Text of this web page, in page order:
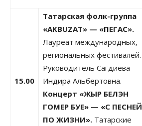
15.00
Татарская фолк-группа
«AKBUZAT» — «ПЕГАС».
Лауреат международных,
региональных фестивалей.
Руководитель Сагдиева
Индира Альбертовна.
Концерт «ЖЫР БЕЛЭН
ГОМЕР БУЕ» — «С ПЕСНЕЙ
ПО ЖИЗНИ». Татарские